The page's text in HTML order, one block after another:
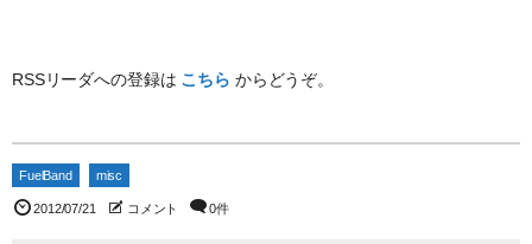
RSSリーダへの登録は こちら からどうぞ。
FuelBand misc
2012/07/21 コメント 0件